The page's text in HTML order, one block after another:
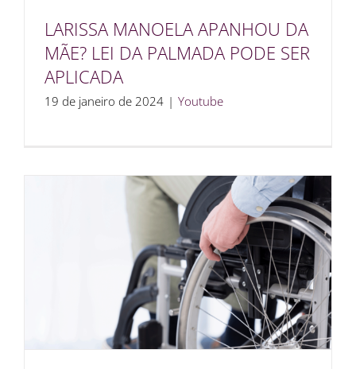
LARISSA MANOELA APANHOU DA
MÃE? LEI DA PALMADA PODE SER
APLICADA
19 de janeiro de 2024 | Youtube